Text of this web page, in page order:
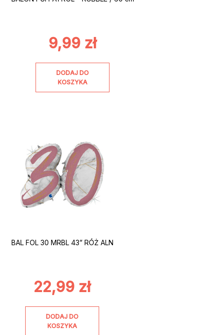
9,99 zł
DODAJ DO
KOSZYKA
BAL FOL 30 MRBL 43” RÓŻ ALN
22,99 zł
DODAJ DO
KOSZYKA